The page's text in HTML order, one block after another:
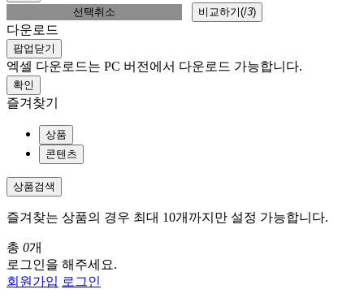
선택취소
비교하기(/3)
다운로드
팝업닫기
엑셀 다운로드는 PC 버전에서 다운로드 가능합니다.
확인
즐겨찾기
상품
콘텐츠
상품검색
즐겨찾는 상품의 경우 최대 10개까지만 설정 가능합니다.
총 0개
로그인을 해주세요.
회원가입 로그인